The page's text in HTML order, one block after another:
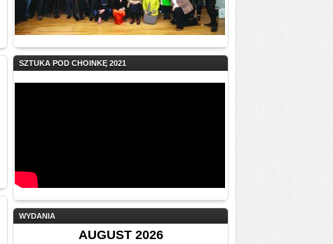
SZTUKA POD CHOINKĘ 2021
WYDANIA
AUGUST 2026